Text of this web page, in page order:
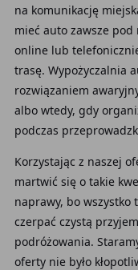
na komunikację
mieć auto zawsze
online lub
trasę. Wypożyczalnia
rozwiązaniem
albo wtedy, gdy
podczas
Korzystając z naszej
martwić się o takie
naprawy, bo wszystko
czerpać czystą
podróżowania.
oferty nie było